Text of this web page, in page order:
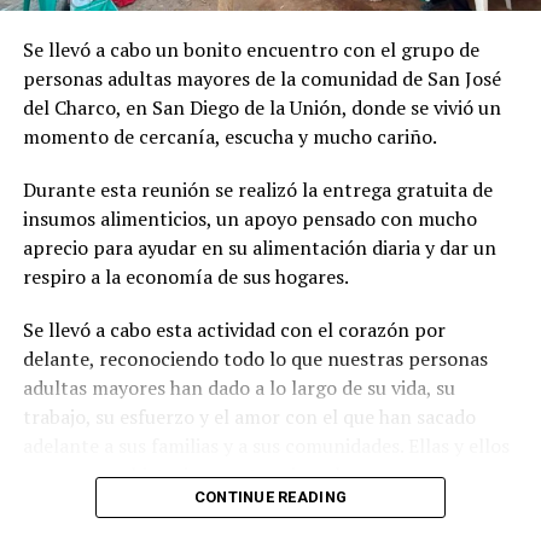
Se llevó a cabo un bonito encuentro con el grupo de
personas adultas mayores de la comunidad de San José
del Charco, en San Diego de la Unión, donde se vivió un
momento de cercanía, escucha y mucho cariño.
Durante esta reunión se realizó la entrega gratuita de
insumos alimenticios, un apoyo pensado con mucho
aprecio para ayudar en su alimentación diaria y dar un
respiro a la economía de sus hogares.
Se llevó a cabo esta actividad con el corazón por
delante, reconociendo todo lo que nuestras personas
adultas mayores han dado a lo largo de su vida, su
trabajo, su esfuerzo y el amor con el que han sacado
son nuestra historia, nuestro ejemplo y nuestra mayor
CONTINUE READING